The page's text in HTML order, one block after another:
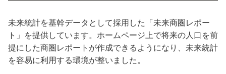
未来統計を基幹データとして採用した「未来商圏レポー
ト」を提供しています。ホームページ上で将来の人口を前
提にした商圏レポートが作成できるようになり、未来統計
を容易に利用する環境が整いました。